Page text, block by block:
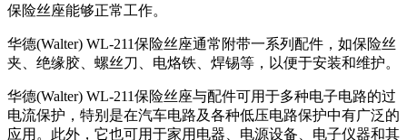
保险丝座能够正常工作。
华德(Walter) WL-211保险丝座通常附带一系列配件，如保险丝
夹、绝缘胶、螺丝刀、电烙铁、焊锡等，以便于安装和维护。
华德(Walter) WL-211保险丝座与配件可用于多种电子电路的过
电流保护，特别是在汽车电路及各种低压电路保护中有广泛的
应用。此外，它也可用于家用电器、电源设备、电子仪器和其